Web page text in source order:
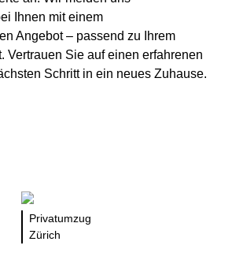
Ihnen mit einem
Angebot – passend zu Ihrem
Vertrauen Sie auf einen erfahrenen
Schritt in ein neues Zuhause.
Privatumzug
Zürich